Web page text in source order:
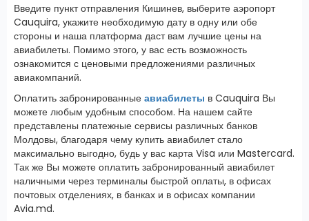
Введите пункт отправления Кишинев, выберите аэропорт
Cauquira, укажите необходимую дату в одну или обе
стороны и наша платформа даст вам лучшие цены на
авиабилеты. Помимо этого, у вас есть возможность
ознакомится с ценовыми предложениями различных
авиакомпаний.
Оплатить забронированные авиабилеты в Cauquira Вы
можете любым удобным способом. На нашем сайте
представлены платежные сервисы различных банков
Молдовы, благодаря чему купить авиабилет стало
максимально выгодно, будь у вас карта Visa или Mastercard.
Так же Вы можете оплатить забронированный авиабилет
наличными через терминалы быстрой оплаты, в офисах
почтовых отделениях, в банках и в офисах компании
Avia.md.